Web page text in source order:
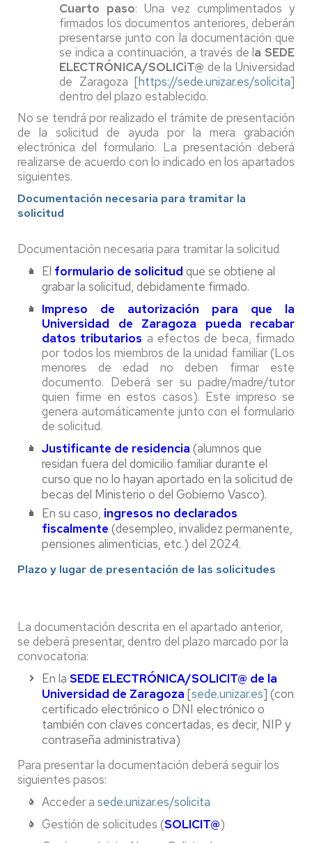
Cuarto paso: Una vez cumplimentados y
firmados los documentos anteriores, deberán
presentarse junto con la documentación que
se indica a continuación, a través de la SEDE
ELECTRÓNICA/SOLICiT@ de la Universidad
de Zaragoza [https://sede.unizar.es/solicita]
dentro del plazo establecido.
No se tendrá por realizado el trámite de presentación
de la solicitud de ayuda por la mera grabación
electrónica del formulario. La presentación deberá
realizarse de acuerdo con lo indicado en los apartados
siguientes.
Documentación necesaria para tramitar la
solicitud
Documentación necesaria para tramitar la solicitud
El formulario de solicitud que se obtiene al
grabar la solicitud, debidamente firmado.
Impreso de autorización para que la
Universidad de Zaragoza pueda recabar
datos tributarios a efectos de beca, firmado
por todos los miembros de la unidad familiar (Los
menores de edad no deben firmar este
documento. Deberá ser su padre/madre/tutor
quien firme en estos casos). Este impreso se
genera automáticamente junto con el formulario
de solicitud.
Justificante de residencia (alumnos que
residan fuera del domicilio familiar durante el
curso que no lo hayan aportado en la solicitud de
becas del Ministerio o del Gobierno Vasco).
En su caso, ingresos no declarados
fiscalmente (desempleo, invalidez permanente,
pensiones alimenticias, etc.) del 2024.
Plazo y lugar de presentación de las solicitudes
La documentación descrita en el apartado anterior,
se deberá presentar, dentro del plazo marcado por la
convocatoria:
En la SEDE ELECTRÓNICA/SOLICIT@ de la
Universidad de Zaragoza [sede.unizar.es] (con
certificado electrónico o DNI electrónico o
también con claves concertadas, es decir, NIP y
contraseña administrativa)
Para presentar la documentación deberá seguir los
siguientes pasos:
Acceder a sede.unizar.es/solicita
Gestión de solicitudes (SOLICIT@)